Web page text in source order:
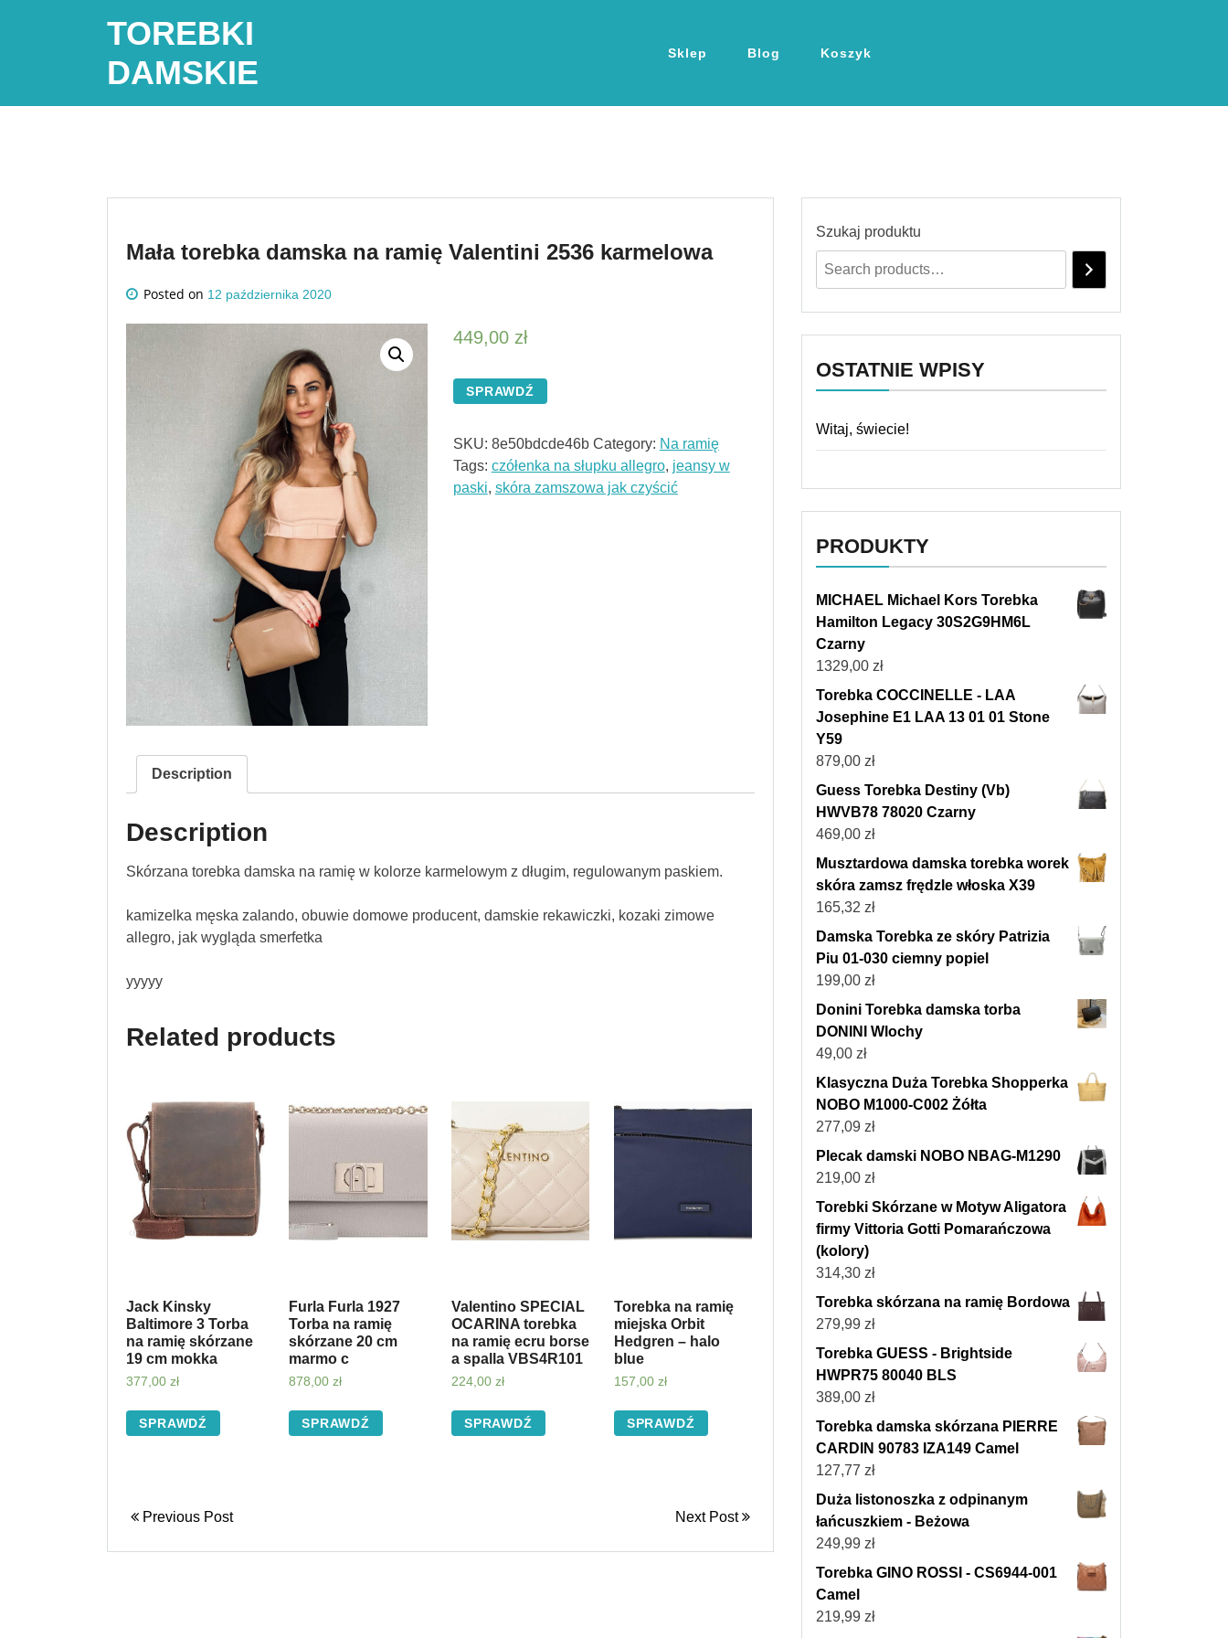
TOREBKI
DAMSKIE
Sklep Blog Koszyk
Mała torebka damska na ramię Valentini 2536 karmelowa
Posted on 12 października 2020
449,00 zł
SPRAWDŹ
SKU: 8e50bdcde46b Category: Na ramię
Tags: czółenka na słupku allegro, jeansy w
paski, skóra zamszowa jak czyścić
Description
Description
Skórzana torebka damska na ramię w kolorze karmelowym z długim, regulowanym paskiem.
kamizelka męska zalando, obuwie domowe producent, damskie rekawiczki, kozaki zimowe
allegro, jak wygląda smerfetka
yyyyy
Related products
Jack Kinsky
Baltimore 3 Torba
na ramię skórzane
19 cm mokka
377,00 zł
SPRAWDŹ
Furla Furla 1927
Torba na ramię
skórzane 20 cm
marmo c
878,00 zł
SPRAWDŹ
Valentino SPECIAL
OCARINA torebka
na ramię ecru borse
a spalla VBS4R101
224,00 zł
SPRAWDŹ
Torebka na ramię
miejska Orbit
Hedgren – halo
blue
157,00 zł
SPRAWDŹ
Previous Post Next Post
Szukaj produktu
OSTATNIE WPISY
Witaj, świecie!
PRODUKTY
MICHAEL Michael Kors Torebka
Hamilton Legacy 30S2G9HM6L
Czarny
1329,00 zł
Torebka COCCINELLE - LAA
Josephine E1 LAA 13 01 01 Stone
Y59
879,00 zł
Guess Torebka Destiny (Vb)
HWVB78 78020 Czarny
469,00 zł
Musztardowa damska torebka worek
skóra zamsz frędzle włoska X39
165,32 zł
Damska Torebka ze skóry Patrizia
Piu 01-030 ciemny popiel
199,00 zł
Donini Torebka damska torba
DONINI Wlochy
49,00 zł
Klasyczna Duża Torebka Shopperka
NOBO M1000-C002 Żółta
277,09 zł
Plecak damski NOBO NBAG-M1290
219,00 zł
Torebki Skórzane w Motyw Aligatora
firmy Vittoria Gotti Pomarańczowa
(kolory)
314,30 zł
Torebka skórzana na ramię Bordowa
279,99 zł
Torebka GUESS - Brightside
HWPR75 80040 BLS
389,00 zł
Torebka damska skórzana PIERRE
CARDIN 90783 IZA149 Camel
127,77 zł
Duża listonoszka z odpinanym
łańcuszkiem - Beżowa
249,99 zł
Torebka GINO ROSSI - CS6944-001
Camel
219,99 zł